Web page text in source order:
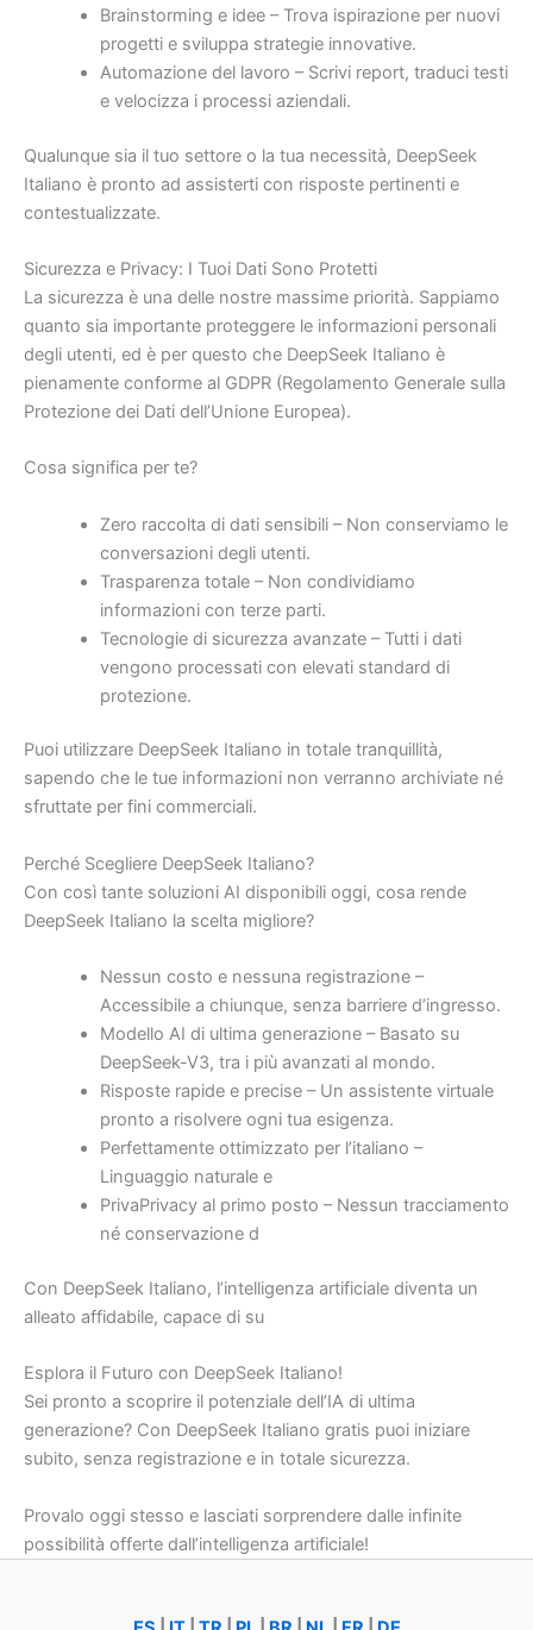
Brainstorming e idee – Trova ispirazione per nuovi
progetti e sviluppa strategie innovative.
Automazione del lavoro – Scrivi report, traduci testi
e velocizza i processi aziendali.
Qualunque sia il tuo settore o la tua necessità, DeepSeek
Italiano è pronto ad assisterti con risposte pertinenti e
contestualizzate.
Sicurezza e Privacy: I Tuoi Dati Sono Protetti
La sicurezza è una delle nostre massime priorità. Sappiamo
quanto sia importante proteggere le informazioni personali
degli utenti, ed è per questo che DeepSeek Italiano è
pienamente conforme al GDPR (Regolamento Generale sulla
Protezione dei Dati dell’Unione Europea).
Cosa significa per te?
Zero raccolta di dati sensibili – Non conserviamo le
conversazioni degli utenti.
Trasparenza totale – Non condividiamo
informazioni con terze parti.
Tecnologie di sicurezza avanzate – Tutti i dati
vengono processati con elevati standard di
protezione.
Puoi utilizzare DeepSeek Italiano in totale tranquillità,
sapendo che le tue informazioni non verranno archiviate né
sfruttate per fini commerciali.
Perché Scegliere DeepSeek Italiano?
Con così tante soluzioni AI disponibili oggi, cosa rende
DeepSeek Italiano la scelta migliore?
Nessun costo e nessuna registrazione –
Accessibile a chiunque, senza barriere d’ingresso.
Modello AI di ultima generazione – Basato su
DeepSeek-V3, tra i più avanzati al mondo.
Risposte rapide e precise – Un assistente virtuale
pronto a risolvere ogni tua esigenza.
Perfettamente ottimizzato per l’italiano –
Linguaggio naturale e
PrivaPrivacy al primo posto – Nessun tracciamento
né conservazione d
Con DeepSeek Italiano, l’intelligenza artificiale diventa un
alleato affidabile, capace di su
Esplora il Futuro con DeepSeek Italiano!
Sei pronto a scoprire il potenziale dell’IA di ultima
generazione? Con DeepSeek Italiano gratis puoi iniziare
subito, senza registrazione e in totale sicurezza.
Provalo oggi stesso e lasciati sorprendere dalle infinite
possibilità offerte dall’intelligenza artificiale!